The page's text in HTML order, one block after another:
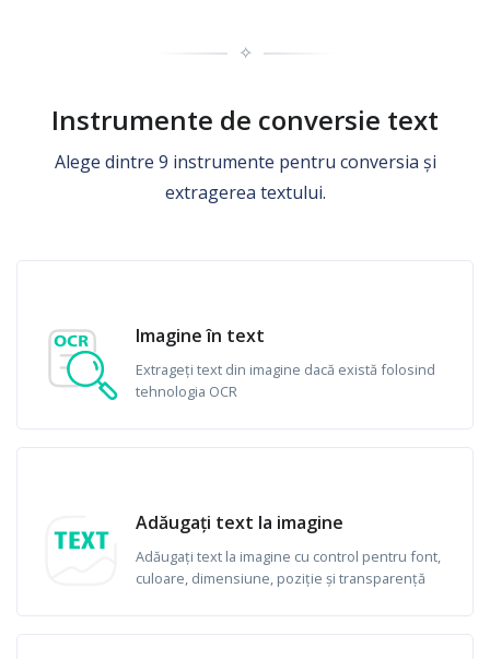
✧
Instrumente de conversie text
Alege dintre 9 instrumente pentru conversia și
extragerea textului.
Imagine în text
Extrageți text din imagine dacă există folosind
tehnologia OCR
Adăugați text la imagine
Adăugați text la imagine cu control pentru font,
culoare, dimensiune, poziție și transparență